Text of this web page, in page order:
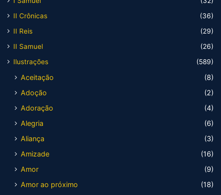
II Crônicas
(36)
II Reis
(29)
II Samuel
(26)
Ilustrações
(589)
Aceitação
(8)
Adoção
(2)
Adoração
(4)
Alegria
(6)
Aliança
(3)
Amizade
(16)
Amor
(9)
Amor ao próximo
(18)